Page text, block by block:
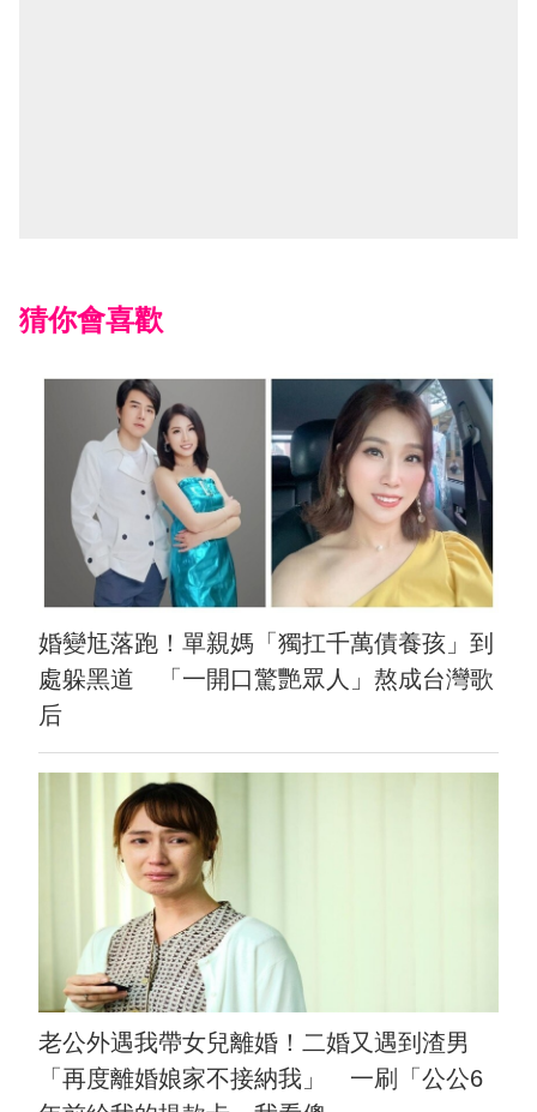
猜你會喜歡
婚變尪落跑！單親媽「獨扛千萬債養孩」到
處躲黑道 「一開口驚艷眾人」熬成台灣歌
后
老公外遇我帶女兒離婚！二婚又遇到渣男
「再度離婚娘家不接納我」 一刷「公公6